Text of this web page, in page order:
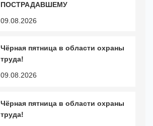
ПОСТРАДАВШЕМУ
09.08.2026
Чёрная пятница в области охраны
труда!
09.08.2026
Чёрная пятница в области охраны
труда!